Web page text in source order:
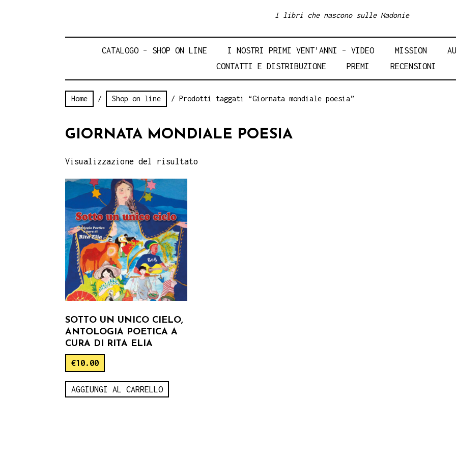
I libri che nascono sulle Madonie
CATALOGO – SHOP ON LINE I NOSTRI PRIMI VENT’ANNI – VIDEO MISSION
CONTATTI E DISTRIBUZIONE
PREMI RECENSIONI
Home / Shop on line / Prodotti taggati “Giornata mondiale poesia”
GIORNATA MONDIALE POESIA
Visualizzazione del risultato
SOTTO UN UNICO CIELO,
ANTOLOGIA POETICA A
CURA DI RITA ELIA
€10.00
AGGIUNGI AL CARRELLO